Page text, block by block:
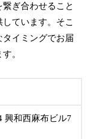
ぎ合わせること
ています。そこ
イミングでお届
。
興和西麻布ビル7